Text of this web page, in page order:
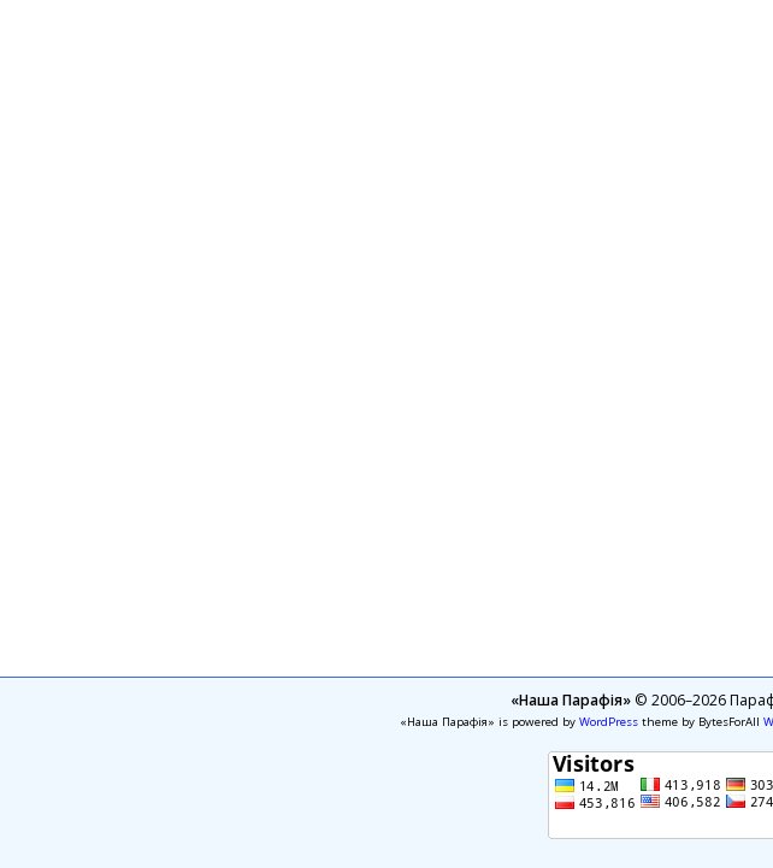
«Наша Парафія»© 2006–2026
«Наша Парафія» is powered by WordPresstheme by BytesForAll